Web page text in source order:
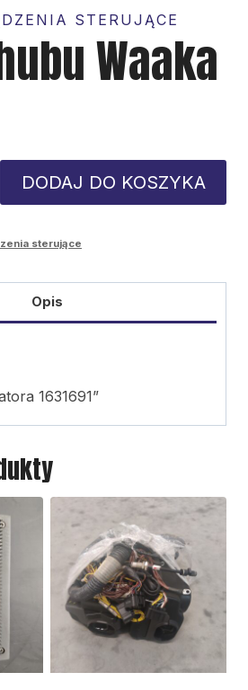
STERUJĄCE
Waaka
DODAJ DO KOSZYKA
sterujące
Opis
1631691”